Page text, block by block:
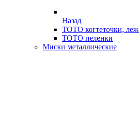
Назад
ТОТО когтеточки,
ТОТО пеленки
Миски металлические